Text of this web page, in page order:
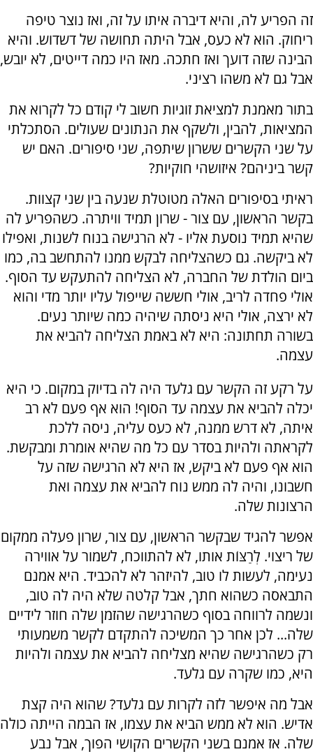
זה הפריע לה, והיא דיברה איתו על זה, ואז נוצר טיפה
ריחוק. הוא לא כעס, אבל היתה תחושה של דשדוש. והיא
הבינה שזה דועך ואז חתכה. מאז היו כמה דייטים, לא יובש,
אבל גם לא משהו רציני.
בתור מאמנת למציאת זוגיות חשוב לי קודם כל לקרוא את
המציאות, להבין, ולשקף את הנתונים שעולים. הסתכלתי
על שני הקשרים ששרון שיתפה, שני סיפורים. האם יש
קשר ביניהם? איזושהי חוקיות?
ראיתי בסיפורים האלה מטוטלת שנעה בין שני קצוות.
בקשר הראשון, עם צור - שרון תמיד וויתרה. כשהפריע לה
שהיא תמיד נוסעת אליו - לא הרגישה בנוח לשנות, ואפילו
לא ביקשה. גם כשהצליחה לבקש ממנו להתחשב בה, כמו
ביום הולדת של החברה, לא הצליחה להתעקש עד הסוף.
אולי פחדה לריב, אולי חששה שייפול עליו יותר מדי והוא
לא ירצה, אולי היא ניסתה שיהיה כמה שיותר נעים.
בשורה תחתונה: היא לא באמת הצליחה להביא את
עצמה.
על רקע זה הקשר עם גלעד היה לה בדיוק במקום. כי היא
יכלה להביא את עצמה עד הסוף! הוא אף פעם לא רב
איתה, לא דרש ממנה, לא כעס עליה, ניסה ללכת
לקראתה ולהיות בסדר עם כל מה שהיא אומרת ומבקשת.
הוא אף פעם לא ביקש, אז היא לא הרגישה שזה על
חשבונו, והיה לה ממש נוח להביא את עצמה ואת
הרצונות שלה.
אפשר להגיד שבקשר הראשון, עם צור, שרון פעלה ממקום
של ריצוי. לְרַצּוֹת אותו, לא להתווכח, לשמור על אווירה
נעימה, לעשות לו טוב, להיזהר לא להכביד. היא אמנם
התבאסה כשהוא חתך, אבל קלטה שלא היה לה טוב,
ונשמה לרווחה בסוף כשהרגישה שהזמן שלה חוזר לידיים
שלה... לכן אחר כך המשיכה להתקדם לקשר משמעותי
רק כשהרגישה שהיא מצליחה להביא את עצמה ולהיות
היא, כמו שקרה עם גלעד.
אבל מה איפשר לזה לקרות עם גלעד? שהוא היה קצת
אדיש. הוא לא ממש הביא את עצמו, אז הבמה הייתה כולה
שלה. אז אמנם בשני הקשרים הקושי הפוך, אבל נבע